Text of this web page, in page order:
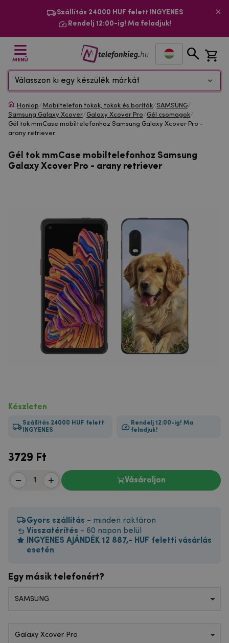
Szállítás 24000 HUF felett INGYENES
Rendelj 12:00-ig! Ma feladjuk!
MENÜ
Válasszon ki egy készülék márkát
Honlap/Mobiltelefon tokok, tokok és borítók/SAMSUNG/
Samsung Galaxy Xcover/Galaxy Xcover Pro/Gél csomagok/
Gél tok mmCase mobiltelefonhoz Samsung Galaxy Xcover Pro -
arany retriever
Gél tok mmCase mobiltelefonhoz Samsung
Galaxy Xcover Pro - arany retriever
Készleten
Szállítás 24000 HUF felett
INGYENES
Rendelj 12:00-ig! Ma
feladjuk!
3729 Ft
Vásároljon
Gyors szállítás - minden raktáron
Visszatérítés - 60 napon belül
INGYENES AJÁNDÉK 12 887,- HUF feletti vásárlás
esetén
Egy másik telefonért?
SAMSUNG
Galaxy Xcover Pro